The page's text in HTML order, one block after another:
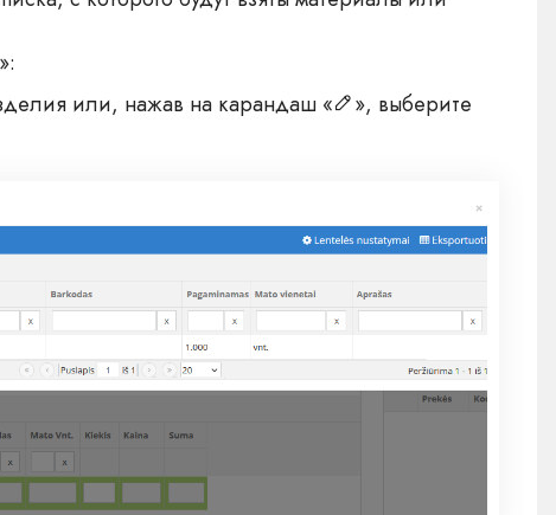
»:
или, нажав на карандаш «
», выберите